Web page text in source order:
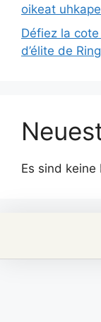
oikeat
Défiez la
d’élite de
Es sind keine